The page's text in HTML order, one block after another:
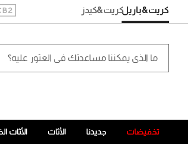
كريت&باريلكريت&كيدز
تخفيضات جديدنا الأثاث الأثاث